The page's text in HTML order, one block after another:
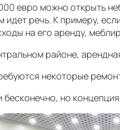
евро можно открыть
речь. К примеру,
на его аренду,
районе,
некоторые
но